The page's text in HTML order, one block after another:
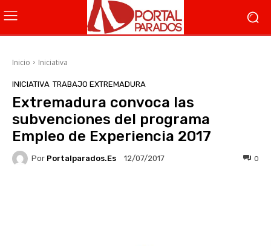
Inicio Iniciativa
INICIATIVA TRABAJO EXTREMADURA
Extremadura convoca las
subvenciones del programa
Empleo de Experiencia 2017
Por Portalparados.es 12/07/2017 0